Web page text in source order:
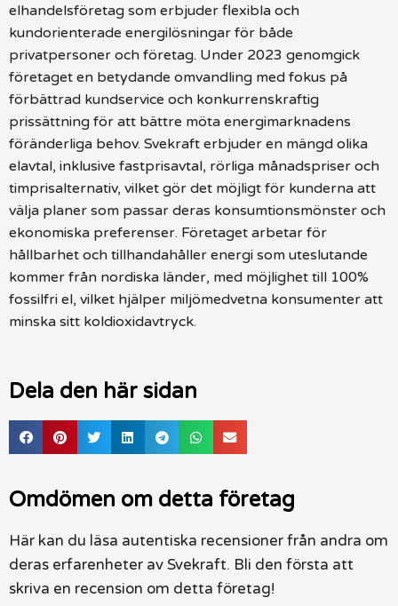
elhandelsföretag som erbjuder flexibla och
kundorienterade energilösningar för både
privatpersoner och företag. Under 2023 genomgick
företaget en betydande omvandling med fokus på
förbättrad kundservice och konkurrenskraftig
prissättning för att bättre möta energimarknadens
föränderliga behov. Svekraft erbjuder en mängd olika
elavtal, inklusive fastprisavtal, rörliga månadspriser och
timprisalternativ, vilket gör det möjligt för kunderna att
välja planer som passar deras konsumtionsmönster och
ekonomiska preferenser. Företaget arbetar för
hållbarhet och tillhandahåller energi som uteslutande
kommer från nordiska länder, med möjlighet till 100%
fossilfri el, vilket hjälper miljömedvetna konsumenter att
minska sitt koldioxidavtryck.
Dela den här sidan
Omdömen om detta företag
Här kan du läsa autentiska recensioner från andra om
deras erfarenheter av Svekraft. Bli den första att
skriva en recension om detta företag!